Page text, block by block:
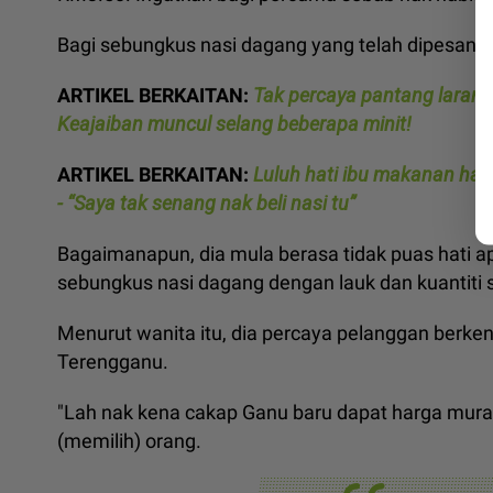
Bagi sebungkus nasi dagang yang telah dipesan
ARTIKEL BERKAITAN: Tak percaya pantang
Keajaiban muncul selang beberapa minit!
ARTIKEL BERKAITAN: Luluh hati ibu makanan
- “Saya tak senang nak beli nasi tu”
Bagaimanapun, dia mula berasa tidak puas hati
sebungkus nasi dagang dengan lauk dan
Menurut wanita itu, dia percaya pelanggan
Terengganu.
"Lah nak kena cakap Ganu baru dapat harga
(memilih) orang.